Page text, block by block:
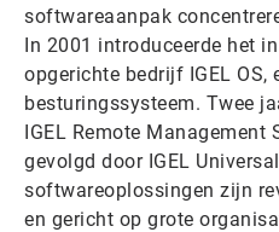
softwareaanpak
In 2001 introduceerde het
opgerichte bedrijf IGEL OS,
besturingssysteem. Twee
IGEL Remote Management
gevolgd door IGEL
softwareoplossingen zijn
en gericht op grote